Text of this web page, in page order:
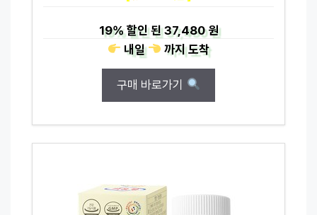
19%할인 된37,480 원
내일
까지도착
구매 바로가기